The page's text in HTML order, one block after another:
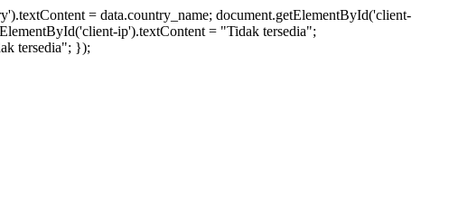
= data.country_name; document.getElementById('client-
ip').textContent = "Tidak tersedia";
tersedia"; });